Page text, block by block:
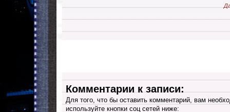
Комментарии к записи:
Для того, что бы оставить комментарий, вам
используйте кнопки соц сетей ниже: